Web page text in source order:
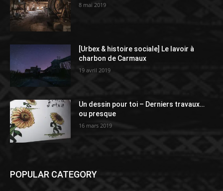
8 mai 2019
[Urbex & histoire sociale] Le lavoir à
charbon de Carmaux
19 avril 2019
Un dessin pour toi – Derniers travaux…
ou presque
16 mars 2019
POPULAR CATEGORY